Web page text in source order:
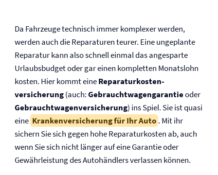
Da Fahrzeuge technisch immer komplexer werden,
werden auch die Reparaturen teurer. Eine ungeplante
Reparatur kann also schnell einmal das angesparte
Urlaubsbudget oder gar einen kompletten Monatslohn
kosten. Hier kommt eineReparaturkosten­­
versicherung(auch:Gebrauchtwagengarantieoder
Gebrauchtwagen­versicherung) ins Spiel. Sie ist quasi
eine Kranken­­versicherung für Ihr Auto . Mit ihr
sichern Sie sich gegen hohe Reparaturkosten ab, auch
wenn Sie sich nicht länger auf eine Garantie oder
Gewährleistung des Autohändlers verlassen können.